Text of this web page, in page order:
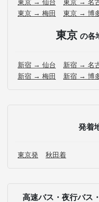
東京 → 仙台 東京 → 名
東京 → 梅田
東京 → 博
東京 の各
新宿 → 仙台 新宿 → 名
新宿 → 梅田
新宿 → 博
発着
東京発 秋田着
高速バス・夜行バス